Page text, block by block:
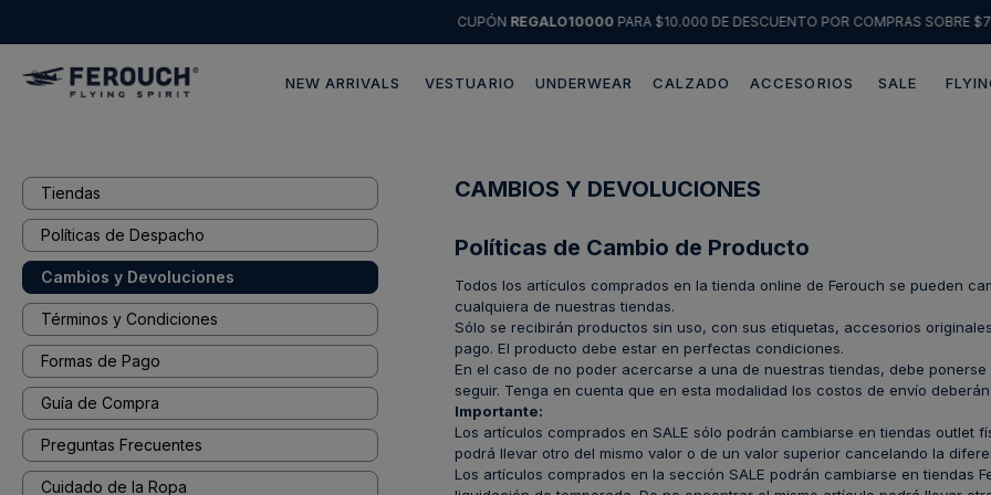
CUPÓN REGALO10000PARA $10.000 DE DESCUENTO POR COMPRAS SOBRE
NEW ARRIVALS VESTUARIO UNDERWEAR CALZADO ACCESORIOS SALE
Tiendas
Políticas de Despacho
Cambios y Devoluciones
Términos y Condiciones
Formas de Pago
Guía de Compra
Preguntas Frecuentes
Cuidado de la Ropa
CAMBIOS Y DEVOLUCIONES
Políticas de Cambio de Producto
Todos los artículos comprados en la tienda online de Ferouch se pueden
cualquiera de nuestras tiendas.
Sólo se recibirán productos sin uso, con sus etiquetas, accesorios
pago. El producto debe estar en perfectas condiciones.
En el caso de no poder acercarse a una de nuestras tiendas, debe
seguir. Tenga en cuenta que en esta modalidad los costos de envío
Importante:
Los artículos comprados en SALE sólo podrán cambiarse en tiendas outlet
podrá llevar otro del mismo valor o de un valor superior cancelando la
Los artículos comprados en la sección SALE podrán cambiarse en tiendas
1 .
sweater
3.
pantalon
4.
camisas
5.
chaqueta cuero
6 .
jeans
8 .
chaqueta
poleron